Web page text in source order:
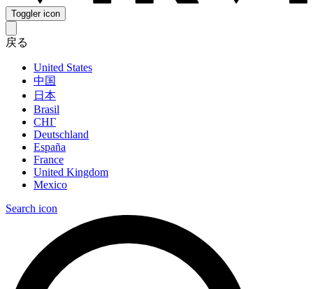
Toggler icon
戻る
United States
中国
日本
Brasil
СНГ
Deutschland
España
France
United Kingdom
Mexico
Search icon